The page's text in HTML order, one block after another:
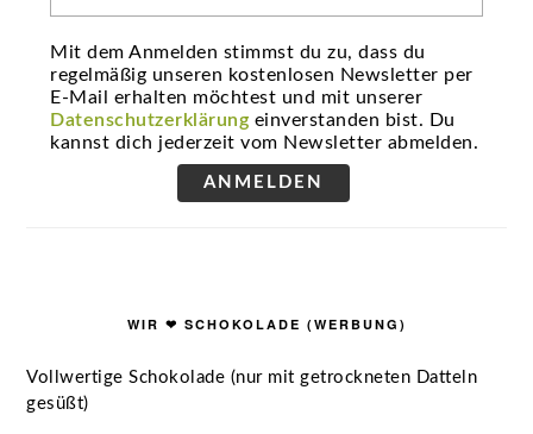
Mit dem Anmelden stimmst du zu, dass du
regelmäßig unseren kostenlosen Newsletter per
E-Mail erhalten möchtest und mit unserer
Datenschutzerklärung einverstanden bist. Du
kannst dich jederzeit vom Newsletter abmelden.
ANMELDEN
WIR ❤ SCHOKOLADE (WERBUNG)
Vollwertige Schokolade (nur mit getrockneten Datteln
gesüßt)